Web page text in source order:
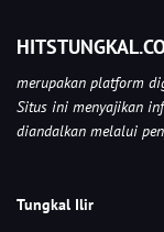
merupakan platform
Situs ini menyajikan
diandalkan melalui
Tungkal Ilir